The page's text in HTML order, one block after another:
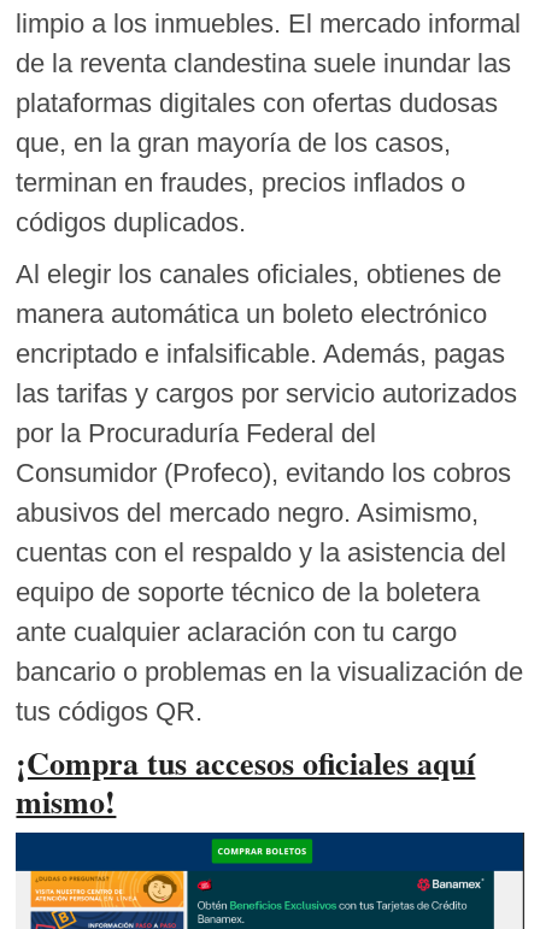
limpio a los inmuebles. El mercado informal
de la reventa clandestina suele inundar las
plataformas digitales con ofertas dudosas
que, en la gran mayoría de los casos,
terminan en fraudes, precios inflados o
códigos duplicados.
Al elegir los canales oficiales, obtienes de
manera automática un boleto electrónico
encriptado e infalsificable. Además, pagas
las tarifas y cargos por servicio autorizados
por la Procuraduría Federal del
Consumidor (Profeco), evitando los cobros
abusivos del mercado negro. Asimismo,
cuentas con el respaldo y la asistencia del
equipo de soporte técnico de la boletera
ante cualquier aclaración con tu cargo
bancario o problemas en la visualización de
tus códigos QR.
¡Compra tus accesos oficiales aquí
mismo!